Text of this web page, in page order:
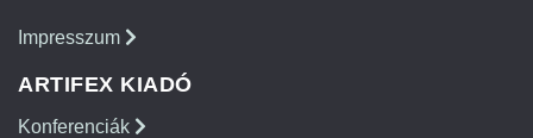
Impresszum
ARTIFEX KIADÓ
Konferenciák